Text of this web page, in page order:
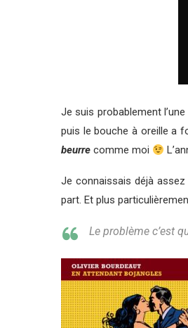
Je suis probablement
puis le bouche à oreille a
beurre comme moi
Je connaissais déjà assez
part. Et plus
Le problème c’est